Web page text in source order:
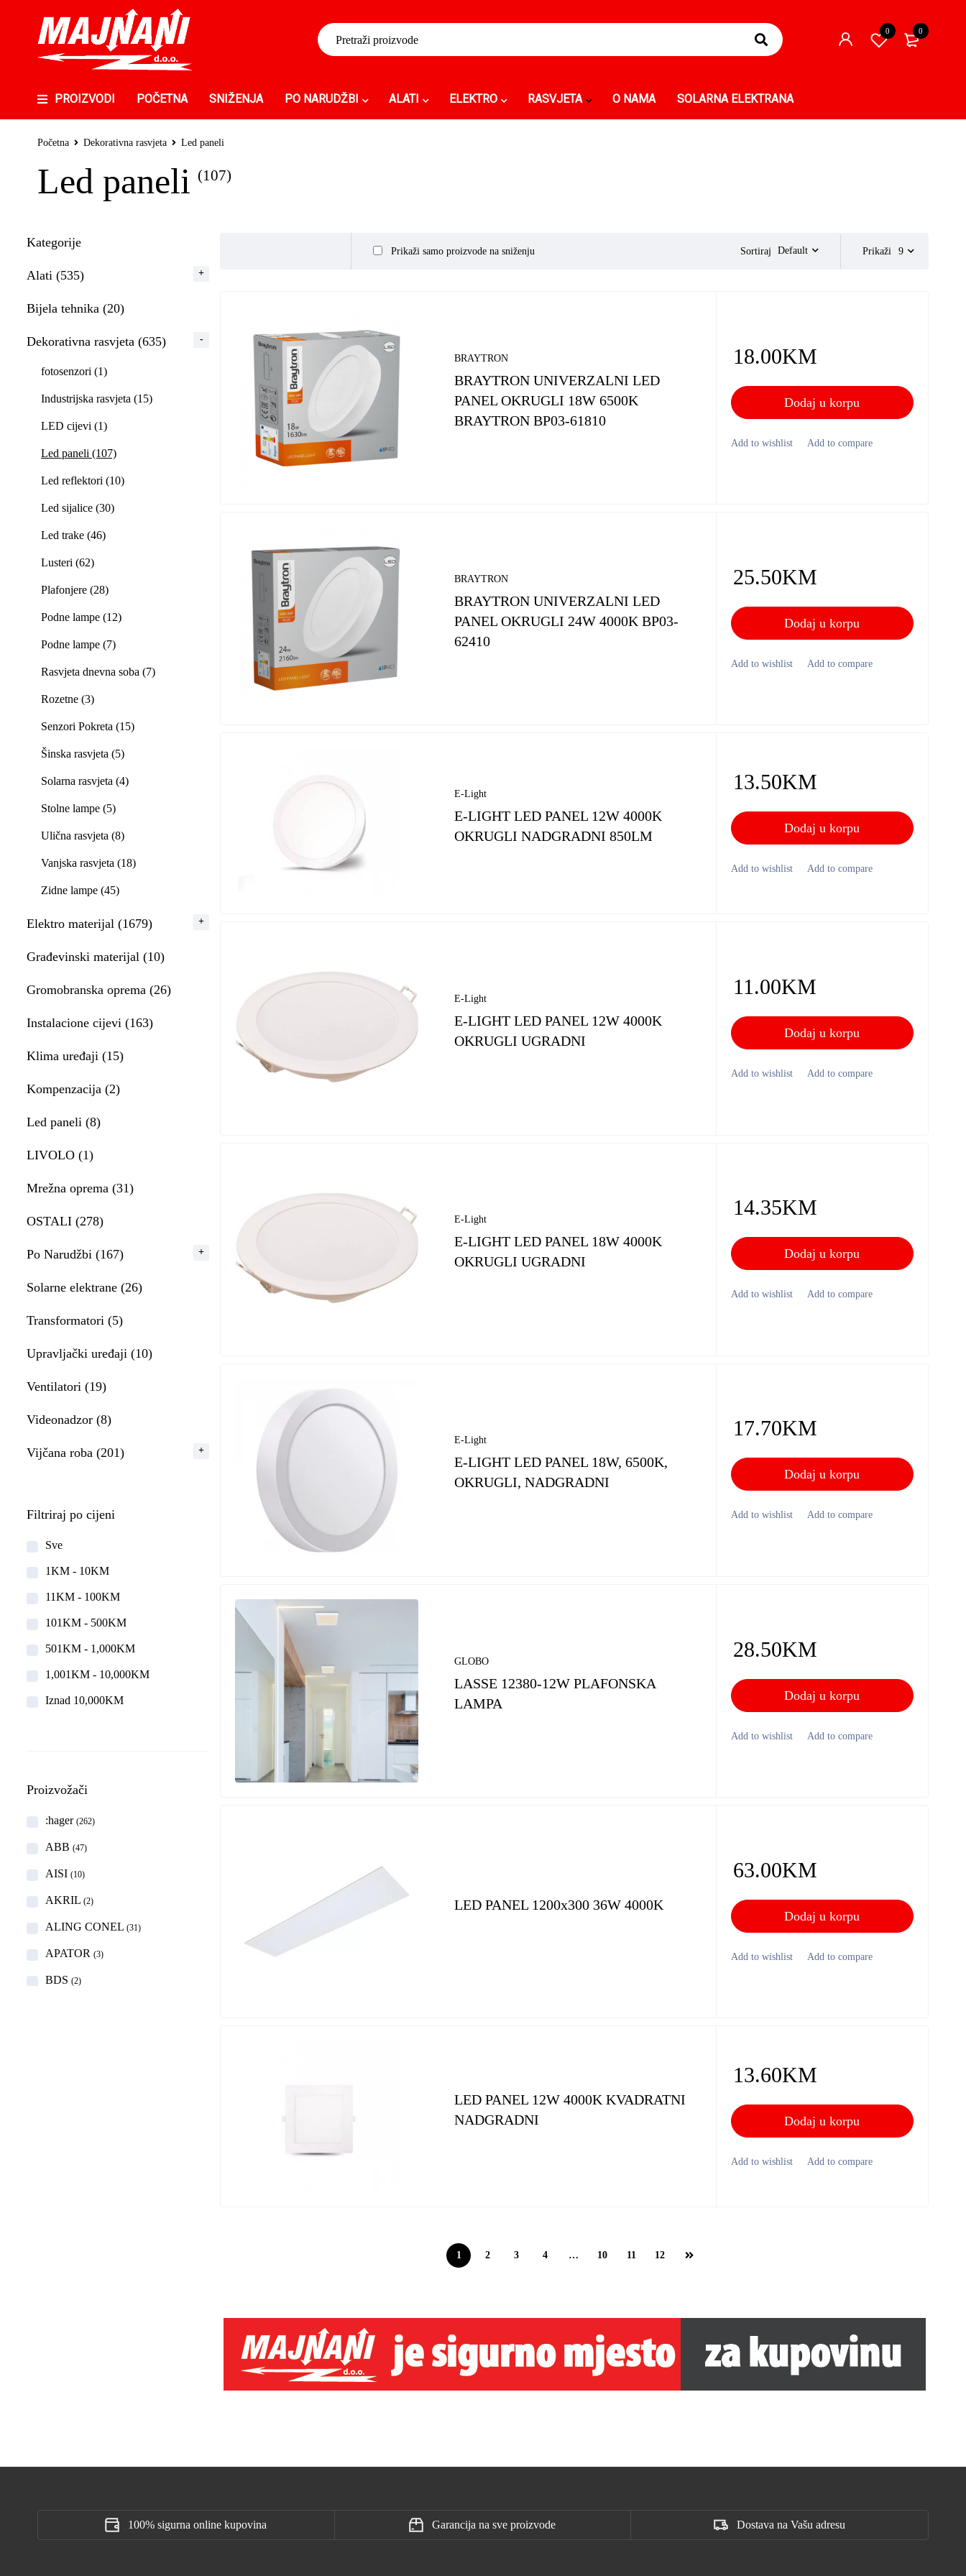
0
0
PROIZVODI POČETNA SNIŽENJA PO NARUDŽBI ALATI ELEKTRO RASVJETA O NAMA SOLARNA ELEKTRANA
Početna Dekorativna rasvjeta Led paneli
Led paneli (107)
Kategorije
Alati (535)
Bijela tehnika (20)
Dekorativna rasvjeta (635)
fotosenzori (1)
Industrijska rasvjeta (15)
LED cijevi (1)
Led paneli (107)
Led reflektori (10)
Led sijalice (30)
Led trake (46)
Lusteri (62)
Plafonjere (28)
Podne lampe (12)
Podne lampe (7)
Rasvjeta dnevna soba (7)
Rozetne (3)
Senzori Pokreta (15)
Šinska rasvjeta (5)
Solarna rasvjeta (4)
Stolne lampe (5)
Ulična rasvjeta (8)
Vanjska rasvjeta (18)
Zidne lampe (45)
Elektro materijal (1679)
Građevinski materijal (10)
Gromobranska oprema (26)
Instalacione cijevi (163)
Klima uređaji (15)
Kompenzacija (2)
Led paneli (8)
LIVOLO (1)
Mrežna oprema (31)
OSTALI (278)
Po Narudžbi (167)
Solarne elektrane (26)
Transformatori (5)
Upravljački uređaji (10)
Ventilatori (19)
Videonadzor (8)
Vijčana roba (201)
Filtriraj po cijeni
Sve
1KM - 10KM
11KM - 100KM
101KM - 500KM
501KM - 1,000KM
1,001KM - 10,000KM
Iznad 10,000KM
Proizvožači
:hager (262)
ABB (47)
AISI (10)
AKRIL (2)
ALING CONEL (31)
APATOR (3)
BDS (2)
ETI(87)
EuroPart(1)
Sortiraj Default
Prikaži samo proizvode na sniženju Prikaži 9
BRAYTRON
BRAYTRON UNIVERZALNI LED
PANEL OKRUGLI 18W 6500K
BRAYTRON BP03-61810
18.00KM
Dodaj u korpu
BRAYTRON
BRAYTRON UNIVERZALNI LED
PANEL OKRUGLI 24W 4000K BP03-
62410
25.50KM
Dodaj u korpu
E-Light
E-LIGHT LED PANEL 12W 4000K
OKRUGLI NADGRADNI 850LM
13.50KM
Dodaj u korpu
E-Light
E-LIGHT LED PANEL 12W 4000K
OKRUGLI UGRADNI
11.00KM
Dodaj u korpu
E-Light
E-LIGHT LED PANEL 18W 4000K
OKRUGLI UGRADNI
14.35KM
Dodaj u korpu
E-Light
E-LIGHT LED PANEL 18W, 6500K,
OKRUGLI, NADGRADNI
17.70KM
Dodaj u korpu
GLOBO
LASSE 12380-12W PLAFONSKA
LAMPA
28.50KM
Dodaj u korpu
LED PANEL 1200x300 36W 4000K
63.00KM
Dodaj u korpu
LED PANEL 12W 4000K KVADRATNI
NADGRADNI
13.60KM
Dodaj u korpu
1 2 3 4 … 10 11 12
100% sigurna online kupovina Garancija na sve proizvode Dostava na Vašu adresu